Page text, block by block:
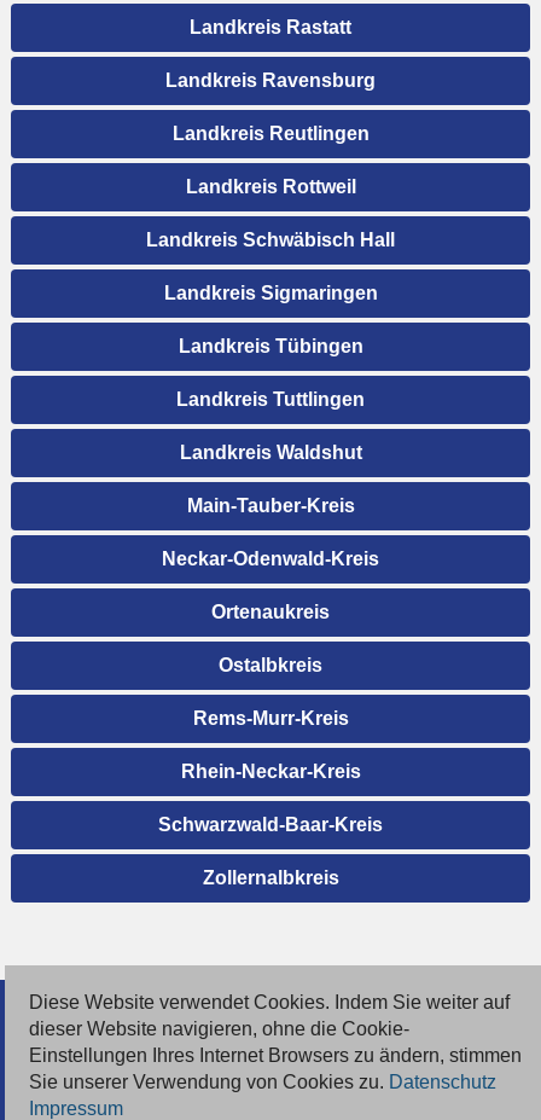
Landkreis Rastatt
Landkreis Ravensburg
Landkreis Reutlingen
Landkreis Rottweil
Landkreis Schwäbisch Hall
Landkreis Sigmaringen
Landkreis Tübingen
Landkreis Tuttlingen
Landkreis Waldshut
Main-Tauber-Kreis
Neckar-Odenwald-Kreis
Ortenaukreis
Ostalbkreis
Rems-Murr-Kreis
Rhein-Neckar-Kreis
Schwarzwald-Baar-Kreis
Zollernalbkreis
© 2026 Deutsche Jobmarkt GmbH
Inserieren
Diese Website verwendet Cookies. Indem Sie weiter auf
dieser Website navigieren, ohne die Cookie-
Einstellungen Ihres Internet Browsers zu ändern, stimmen
Sie unserer Verwendung von Cookies zu. Datenschutz
Impressum